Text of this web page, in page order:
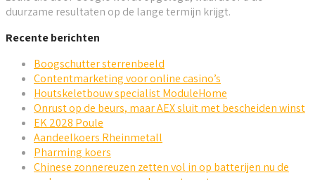
duurzame resultaten op de lange termijn krijgt.
Recente berichten
Boogschutter sterrenbeeld
Contentmarketing voor online casino’s
Houtskeletbouw specialist ModuleHome
Onrust op de beurs, maar AEX sluit met bescheiden winst
EK 2028 Poule
Aandeelkoers Rheinmetall
Pharming koers
Chinese zonnereuzen zetten vol in op batterijen nu de